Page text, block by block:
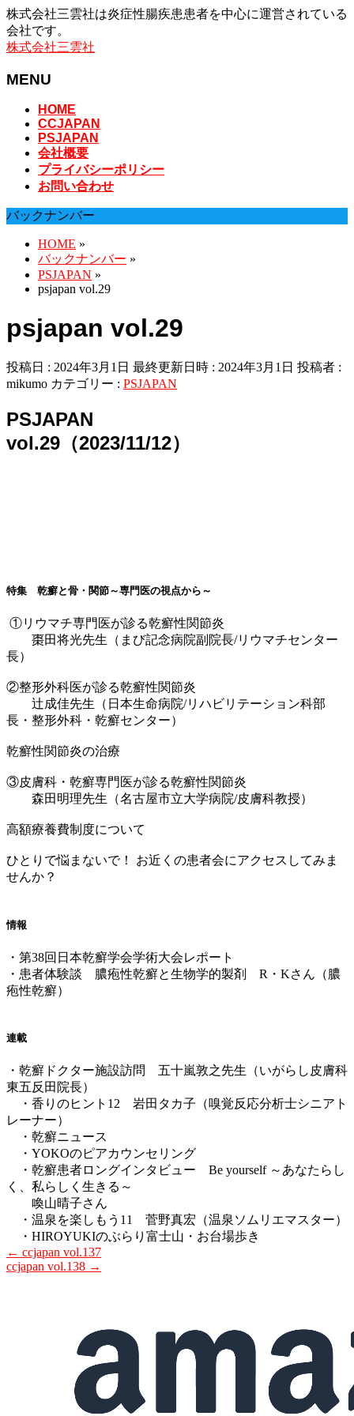
株式会社三雲社は炎症性腸疾患患者を中心に運営されている
会社です。
株式会社三雲社
MENU
ば
す
HOME
CCJAPAN
PSJAPAN
会社概要
プライバシーポリシー
お問い合わせ
バックナンバー
HOME »
バックナンバー »
PSJAPAN »
psjapan vol.29
psjapan vol.29
投稿日 : 2024年3月1日 最終更新日時 : 2024年3月1日 投稿者 :
mikumo カテゴリー : PSJAPAN
PSJAPAN
vol.29（2023/11/12）
特集 乾癬と骨・関節～専門医の視点から～
①リウマチ専門医が診る乾癬性関節炎
棗田将光先生（まび記念病院副院長/リウマチセンター
長）
②整形外科医が診る乾癬性関節炎
辻成佳先生（日本生命病院/リハビリテーション科部
長・整形外科・乾癬センター）
乾癬性関節炎の治療
③皮膚科・乾癬専門医が診る乾癬性関節炎
森田明理先生（名古屋市立大学病院/皮膚科教授）
高額療養費制度について
ひとりで悩まないで！ お近くの患者会にアクセスしてみま
せんか？
情報
・第38回日本乾癬学会学術大会レポート
・患者体験談 膿疱性乾癬と生物学的製剤 R・Kさん（膿
疱性乾癬）
連載
・乾癬ドクター施設訪問 五十嵐敦之先生（いがらし皮膚科
東五反田院長）
・香りのヒント12 岩田タカ子（嗅覚反応分析士シニアト
レーナー）
・乾癬ニュース
・YOKOのピアカウンセリング
・乾癬患者ロングインタビュー Be yourself ～あなたらし
く、私らしく生きる～
喚山晴子さん
・温泉を楽しもう11 菅野真宏（温泉ソムリエマスター）
・HIROYUKIのぶらり富士山・お台場歩き
← ccjapan vol.137
ccjapan vol.138 →